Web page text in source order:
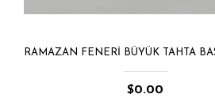
$0.00